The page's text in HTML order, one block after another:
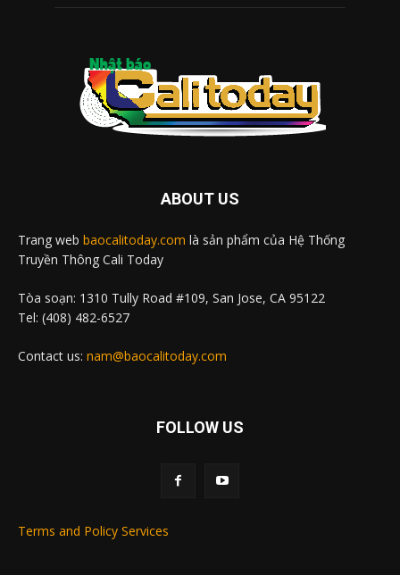
ABOUT US
Trang web baocalitoday.com là sản phẩm của Hệ Thống
Truyền Thông Cali Today
Tòa soạn: 1310 Tully Road #109, San Jose, CA 95122
Tel: (408) 482-6527
Contact us: nam@baocalitoday.com
FOLLOW US
Terms and Policy Services